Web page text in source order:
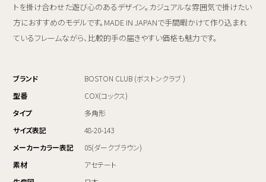
トを掛け合わせた遊び心のあるデザイン。カジュアルな雰囲気で掛けたい
方におすすめのモデルです。MADE IN JAPANで手間暇かけて作り込まれ
ているフレームながら、比較的手の届きやすい価格も魅力です。
ブランド
BOSTON CLUB (ボストンクラブ )
型番
COX(コックス)
タイプ
多角形
サイズ表記
48-20-143
メーカーカラー表記
05(ダークブラウン)
素材
アセテート